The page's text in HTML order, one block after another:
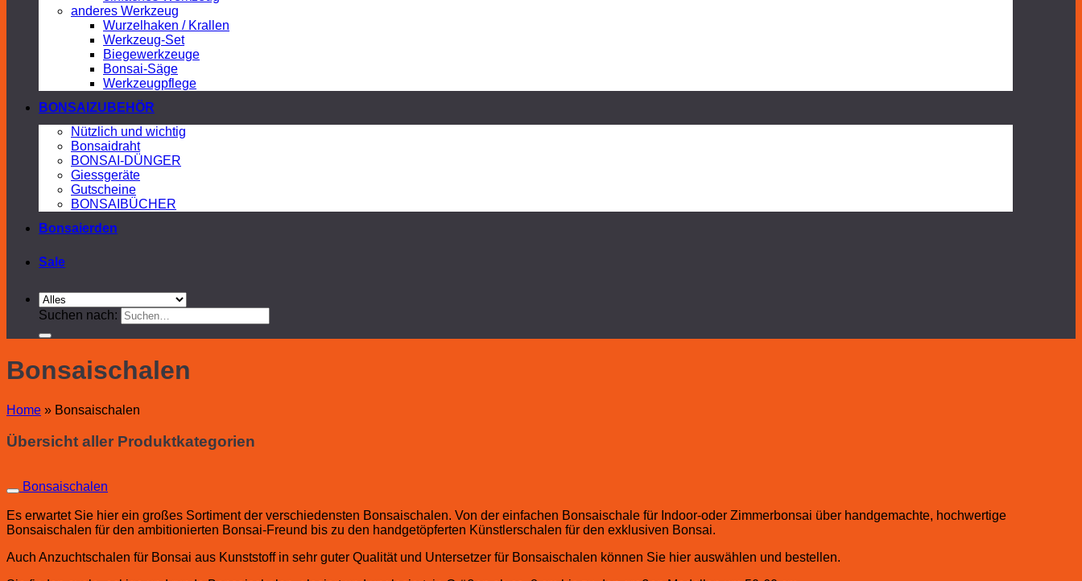
anderes Werkzeug
Wurzelhaken / Krallen
Werkzeug-Set
Biegewerkzeuge
Bonsai-Säge
Werkzeugpflege
BONSAIZUBEHÖR
Nützlich und wichtig
Bonsaidraht
BONSAI-DÜNGER
Giessgeräte
Gutscheine
BONSAIBÜCHER
Bonsaierden
Sale
Suchen nach:
Bonsaischalen
Home » Bonsaischalen
Übersicht aller Produktkategorien
Bonsaischalen
Es erwartet Sie hier ein großes Sortiment der verschiedensten Bonsaischalen. Von der einfachen Bonsaischale für Indoor-oder Zimmerbonsai über handgemachte, hochwertige
Bonsaischalen für den ambitionierten Bonsai-Freund bis zu den handgetöpferten Künstlerschalen für den exklusiven Bonsai.
Auch Anzuchtschalen für Bonsai aus Kunststoff in sehr guter Qualität und Untersetzer für Bonsaischalen können Sie hier auswählen und bestellen.